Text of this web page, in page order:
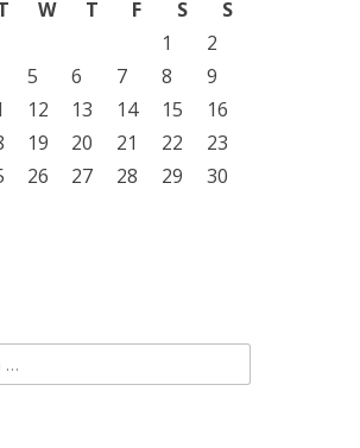
W T F S
S
1
2
5 6 7 8
9
12 13 14 15
16
19 20 21 22
23
26 27 28 29
30